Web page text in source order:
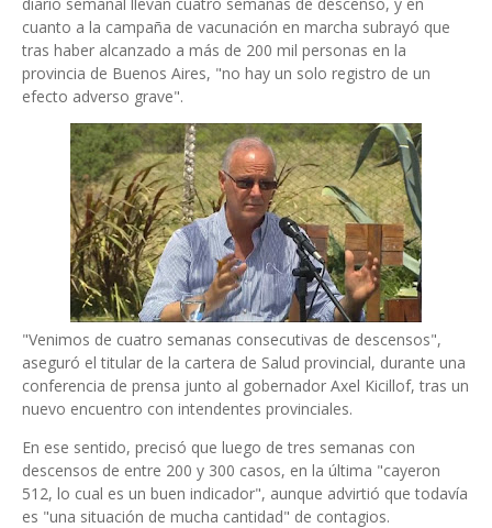
cuanto a la campaña de vacunación en marcha subrayó que
tras haber alcanzado a más de 200 mil personas en la
provincia de Buenos Aires, "no hay un solo registro de un
efecto adverso grave".
"Venimos de cuatro semanas consecutivas de descensos",
aseguró el titular de la cartera de Salud provincial, durante una
conferencia de prensa junto al gobernador Axel Kicillof, tras un
nuevo encuentro con intendentes provinciales.
En ese sentido, precisó que luego de tres semanas con
descensos de entre 200 y 300 casos, en la última "cayeron
512, lo cual es un buen indicador", aunque advirtió que todavía
es "una situación de mucha cantidad" de contagios.